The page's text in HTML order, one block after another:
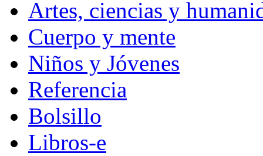
Artes, ciencias y
Cuerpo y mente
Niños y Jóvenes
Referencia
Bolsillo
Libros-e